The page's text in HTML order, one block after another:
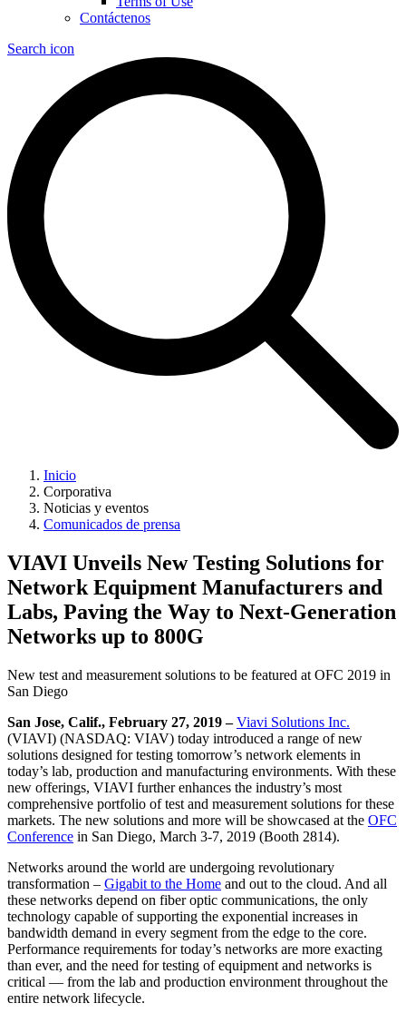
Contáctenos
Search icon
Inicio
Corporativa
Noticias y eventos
Comunicados de prensa
VIAVI Unveils New Testing Solutions for
Network Equipment Manufacturers and
Labs, Paving the Way to Next-Generation
Networks up to 800G
New test and measurement solutions to be featured at OFC 2019 in
San Diego
San Jose, Calif., February 27, 2019 – Viavi Solutions Inc.
(VIAVI) (NASDAQ: VIAV) today introduced a range of new
solutions designed for testing tomorrow’s network elements in
today’s lab, production and manufacturing environments. With these
new offerings, VIAVI further enhances the industry’s most
comprehensive portfolio of test and measurement solutions for these
markets. The new solutions and more will be showcased at the OFC
Conference in San Diego, March 3-7, 2019 (Booth 2814).
Networks around the world are undergoing revolutionary
transformation – Gigabit to the Home and out to the cloud. And all
these networks depend on fiber optic communications, the only
technology capable of supporting the exponential increases in
bandwidth demand in every segment from the edge to the core.
Performance requirements for today’s networks are more exacting
than ever, and the need for testing of equipment and networks is
critical — from the lab and production environment throughout the
entire network lifecycle.